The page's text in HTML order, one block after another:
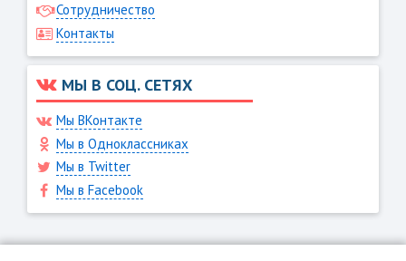
Сотрудничество
Контакты
МЫ В СОЦ. СЕТЯХ
Мы ВКонтакте
Мы в Одноклассниках
Мы в Twitter
Мы в Facebook